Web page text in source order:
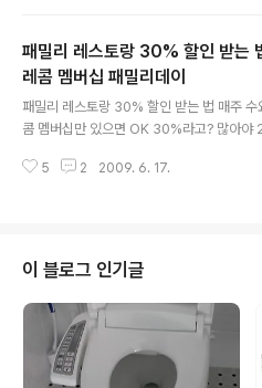
서로 팽이끼리 부딪치게 하면서 누가 오래
다. 물론, 더 무시무시한 경기도 있다. 진 순서
돌리고, 다음 사람이 그 팽이위로 '찍기'를 한
히면 팽이가 멈추거나 두동강이 나기도 한다.
지 '비밀'이 있었다. 그때의 '로망'은 무시무시
패밀리 레스토랑 30% 할인 받는
레콤 멤버십 패밀리데이
패밀리 레스토랑 30% 할인 받는 법 매주 수
콤 멤버십만 있으면 OK 30%라고? 많아야
스토랑의 사정이다. 그런데, 30%를 할인받
다 쓰지 못해서 아까울 때가 많은데, 이런 날
부분을 덜어내도 괜찮을 듯 싶다. 6월에만 땡
줄 알았는데, 각각의 패밀리 레스토랑 홈페
렇지 않은가보다. 부지런히 찾으면, 아주 큰
다. 덤으로, http://www.funmap.co.kr/
5 2 2009. 6. 17.
이 블로그 인기글